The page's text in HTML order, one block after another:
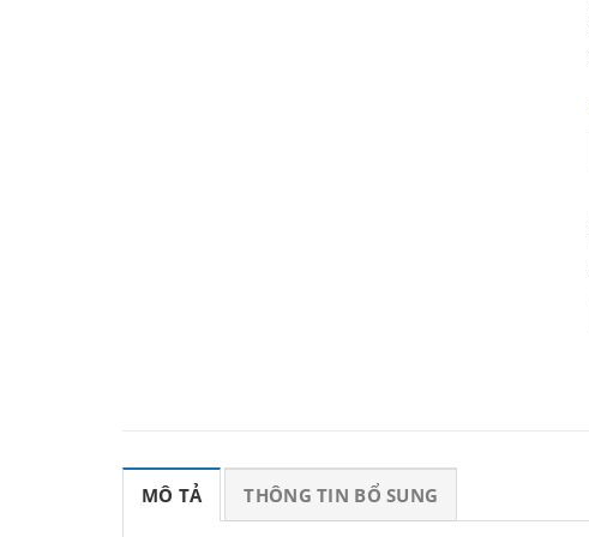
MÔ TẢ THÔNG TIN BỔ SUNG